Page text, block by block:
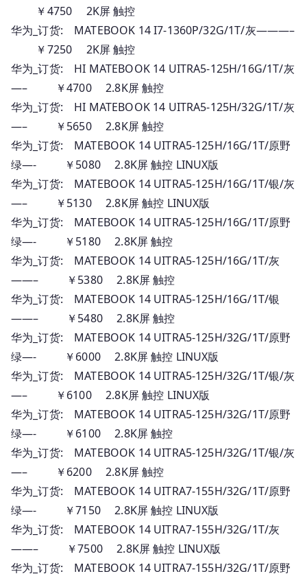
￥4750 2K屏 触控
华为_订货: MATEBOOK 14 I7-1360P/32G/1T/灰———–
￥7250 2K屏 触控
华为_订货: HI MATEBOOK 14 UITRA5-125H/16G/1T/灰
—– ￥4700 2.8K屏 触控
华为_订货: HI MATEBOOK 14 UITRA5-125H/32G/1T/灰
—– ￥5650 2.8K屏 触控
华为_订货: MATEBOOK 14 UITRA5-125H/16G/1T/原野
绿—- ￥5080 2.8K屏 触控 LINUX版
华为_订货: MATEBOOK 14 UITRA5-125H/16G/1T/银/灰
—– ￥5130 2.8K屏 触控 LINUX版
华为_订货: MATEBOOK 14 UITRA5-125H/16G/1T/原野
绿—- ￥5180 2.8K屏 触控
华为_订货: MATEBOOK 14 UITRA5-125H/16G/1T/灰
——– ￥5380 2.8K屏 触控
华为_订货: MATEBOOK 14 UITRA5-125H/16G/1T/银
——– ￥5480 2.8K屏 触控
华为_订货: MATEBOOK 14 UITRA5-125H/32G/1T/原野
绿—- ￥6000 2.8K屏 触控 LINUX版
华为_订货: MATEBOOK 14 UITRA5-125H/32G/1T/银/灰
—– ￥6100 2.8K屏 触控 LINUX版
华为_订货: MATEBOOK 14 UITRA5-125H/32G/1T/原野
绿—- ￥6100 2.8K屏 触控
华为_订货: MATEBOOK 14 UITRA5-125H/32G/1T/银/灰
—– ￥6200 2.8K屏 触控
华为_订货: MATEBOOK 14 UITRA7-155H/32G/1T/原野
绿—- ￥7150 2.8K屏 触控 LINUX版
华为_订货: MATEBOOK 14 UITRA7-155H/32G/1T/灰
——– ￥7500 2.8K屏 触控 LINUX版
华为_订货: MATEBOOK 14 UITRA7-155H/32G/1T/原野